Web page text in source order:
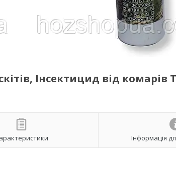
Інсектицид від комарів
Інформація